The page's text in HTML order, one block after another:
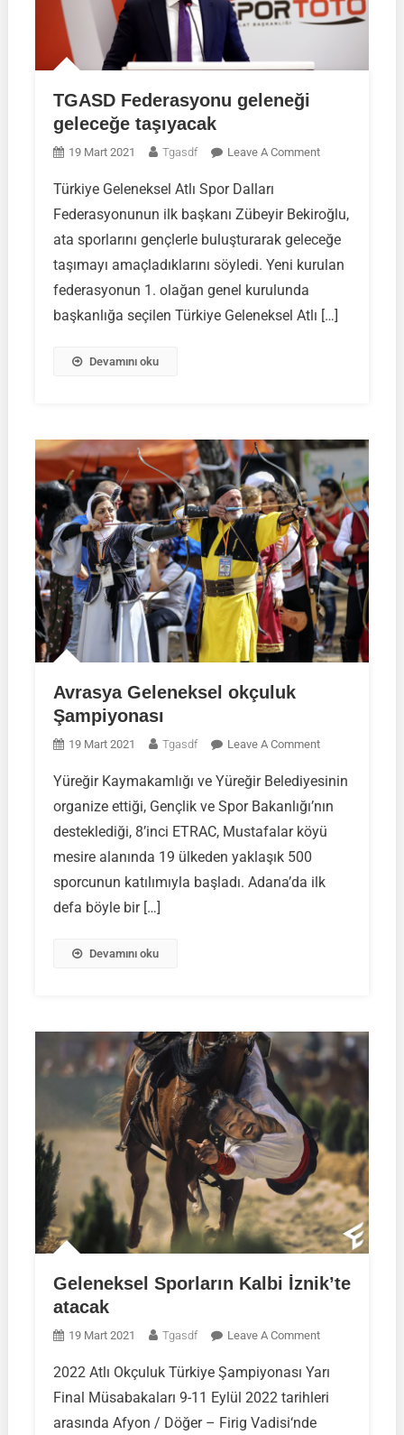
TGASD Federasyonu geleneği
geleceğe taşıyacak
19 Mart 2021 Tgasdf Leave A CommentOn
Geleneği
Geleceğe
Türkiye Geleneksel Atlı Spor Dalları
Federasyonunun ilk başkanı Zübeyir Bekiroğlu,
ata sporlarını gençlerle buluşturarak geleceğe
taşımayı amaçladıklarını söyledi. Yeni kurulan
federasyonun 1. olağan genel kurulunda
başkanlığa seçilen Türkiye Geleneksel Atlı […]
Devamını oku
Avrasya Geleneksel okçuluk
Şampiyonası
19 Mart 2021 Tgasdf Leave A CommentOn
Geleneksel
Okçuluk
Şampiyonası
Yüreğir Kaymakamlığı ve Yüreğir Belediyesinin
organize ettiği, Gençlik ve Spor Bakanlığı’nın
desteklediği, 8’inci ETRAC, Mustafalar köyü
mesire alanında 19 ülkeden yaklaşık 500
sporcunun katılımıyla başladı. Adana’da ilk
defa böyle bir […]
Devamını oku
Geleneksel Sporların Kalbi İznik’te
atacak
19 Mart 2021 Tgasdf Leave A CommentOn
Sporların
Kalbi
2022 Atlı Okçuluk Türkiye Şampiyonası Yarı
Final Müsabakaları 9-11 Eylül 2022 tarihleri
arasında Afyon / Döğer – Firig Vadisi‘nde